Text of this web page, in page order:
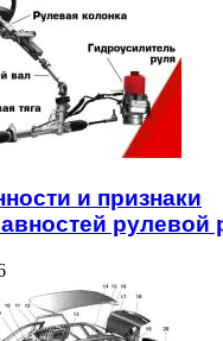
и признаки
рулевой